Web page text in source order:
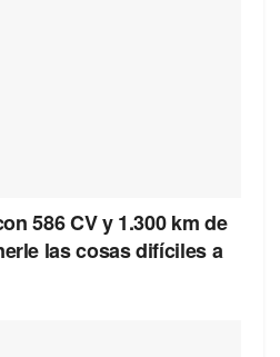
586 CV y 1.300 km de
las cosas difíciles a